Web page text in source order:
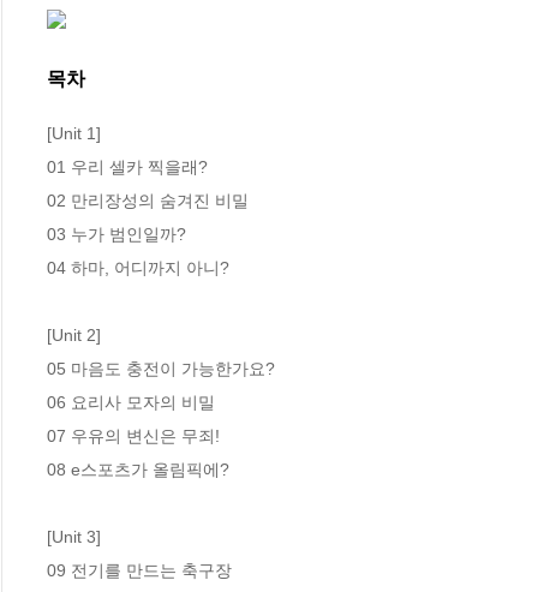
목차
[Unit 1]
01 우리 셀카 찍을래?
02 만리장성의 숨겨진 비밀
03 누가 범인일까?
04 하마, 어디까지 아니?
[Unit 2]
05 마음도 충전이 가능한가요?
06 요리사 모자의 비밀
07 우유의 변신은 무죄!
08 e스포츠가 올림픽에?
[Unit 3]
09 전기를 만드는 축구장